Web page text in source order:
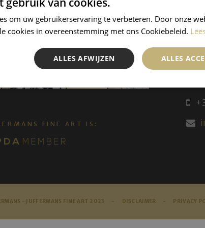
FINE ART IS:
- JUFFERMANS FINE ART 2023 - DISCLAIMER - PRIVACY
om uw gebruikerservaring te verbeteren. Door onze
cookies in overeenstemming met ons Cookiebeleid.
ALLES
ALLES AFWIJZEN